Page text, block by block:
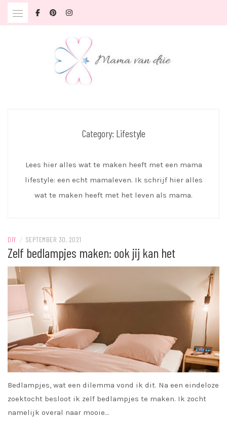
Skip
Category: Lifestyle
Lees hier alles wat te maken heeft met een mama
lifestyle: een echt mamaleven. Ik schrijf hier alles
wat te maken heeft met het leven als mama.
DIY / SEPTEMBER 30, 2021
Zelf bedlampjes maken: ook jij kan het
Bedlampjes, wat een dilemma vond ik dit. Na een eindeloze
zoektocht besloot ik zelf bedlampjes te maken. Ik zocht
namelijk overal naar mooie…